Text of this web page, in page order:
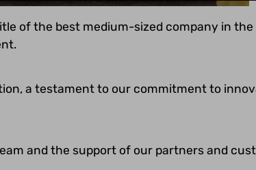
of the best medium-sized company in the
a testament to our commitment to
and the support of our partners and